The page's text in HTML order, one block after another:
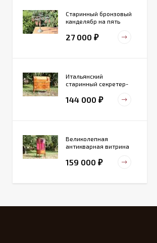
Старинный бронзовый
канделябр на пять
27 000 ₽
Итальянский
старинный секретер-
144 000 ₽
Великолепная
антикварная витрина
159 000 ₽